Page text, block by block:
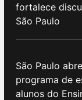
fortalece
São Paulo
São Paulo
programa de
alunos do